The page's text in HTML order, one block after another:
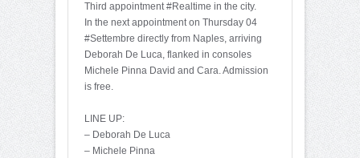
Third appointment #Realtime in the city.
In the next appointment on Thursday 04
#Settembre directly from Naples, arriving
Deborah De Luca, flanked in consoles
Michele Pinna David and Cara. Admission
is free.
LINE UP:
– Deborah De Luca
– Michele Pinna